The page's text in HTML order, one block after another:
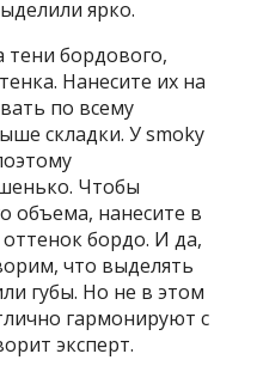
ярко.
тени бордового,
Нанесите их на
по всему
складки. У smoky
Чтобы
объема, нанесите в
бордо. И да,
что выделять
губы. Но не в этом
гармонируют с
эксперт.